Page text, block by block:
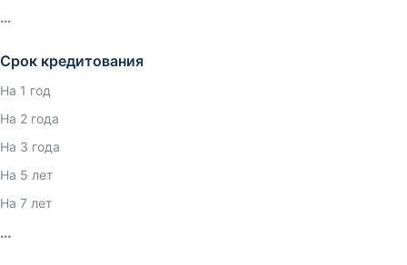
Срок кредитования
На 1 год
На 2 года
На 3 года
На 5 лет
На 7 лет